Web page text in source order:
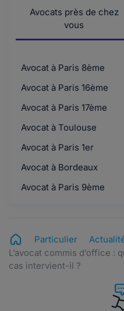
Avocats près de chez
vous
Avocat à Paris 8ème
Avocat à Paris 16ème
Avocat à Paris 17ème
Avocat à Toulouse
Avocat à Paris 1er
Avocat à Bordeaux
Avocat à Paris 9ème
Particulier
L’avocat commis d’office :
cas intervient-il ?